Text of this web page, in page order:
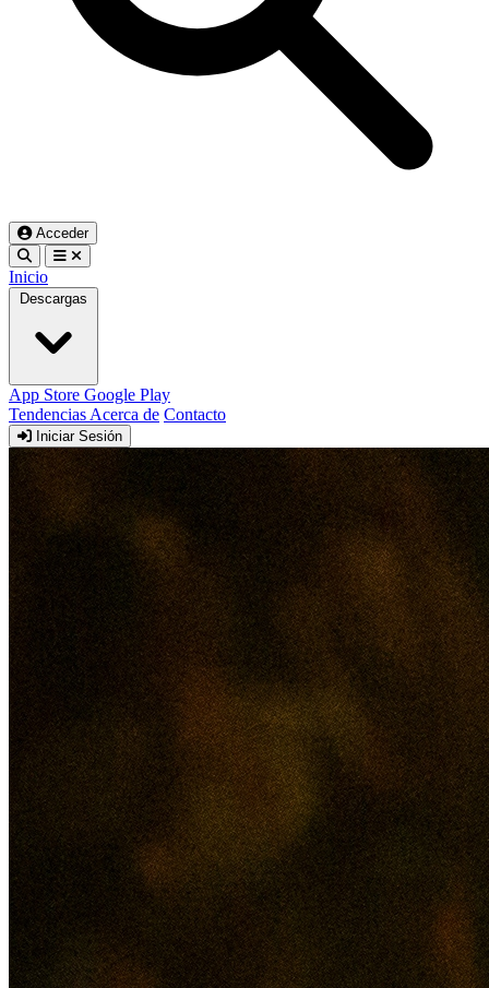
Acceder
Inicio
Descargas
App Store Google Play
Tendencias Acerca de Contacto
Iniciar Sesión